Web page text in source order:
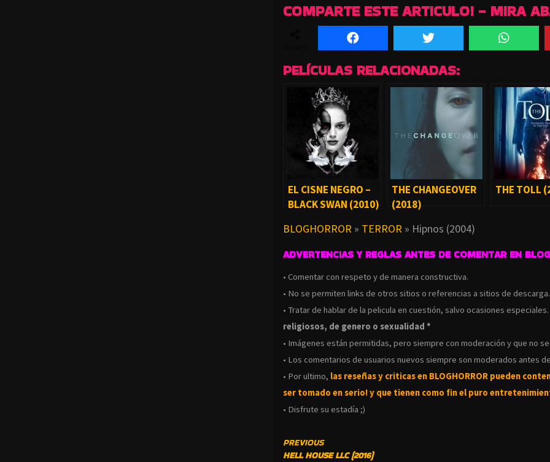
COMPARTE ESTE ARTICULO! - MIRA
PELÍCULAS RELACIONADAS:
EL CISNE NEGRO –
BLACK SWAN (2010)
THE CHANGEOVER
(2018)
THE TOLL
BLOGHORROR » TERROR » Hipnos (2004)
ADVERTENCIAS Y REGLAS ANTES DE COMENTAR EN
• Comentar con respeto y de manera constructiva.
• No se permiten links de otros sitios o referencias a sitios de
• Tratar de hablar de la pelicula en cuestión, salvo ocasiones especiales.
religiosos, de genero o sexualidad *
• Imágenes están permitidas, pero siempre con moderación y que no
• Los comentarios de usuarios nuevos siempre son moderados antes
• Por ultimo, las reseñas y criticas en BLOGHORROR pueden
ser tomado en serio! y que tienen como fin el puro
• Disfrute su estadía ;)
CONTINUE
PREVIOUS
HELL HOUSE LLC (2016)